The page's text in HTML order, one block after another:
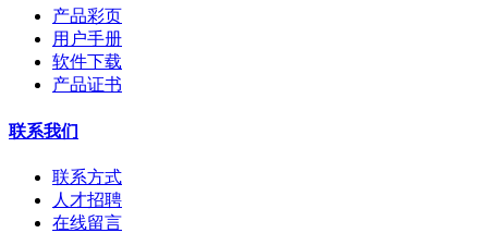
产品彩页
用户手册
软件下载
产品证书
联系我们
联系方式
人才招聘
在线留言